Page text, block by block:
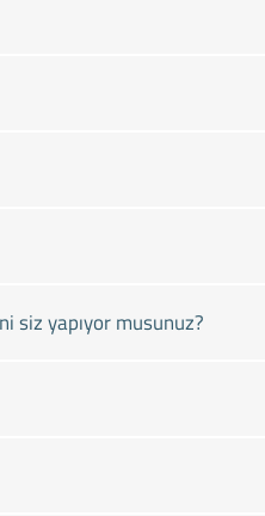
siz yapıyor musunuz?